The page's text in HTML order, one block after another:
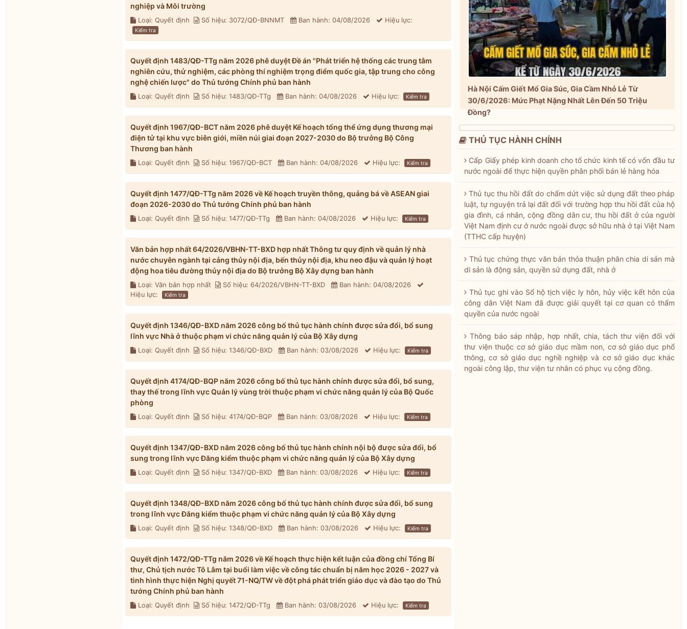
nghiệp và Môi trường
Loại: Quyết định Số hiệu: 3072/QĐ-BNNMT Ban hành: 04/08/2026 Hiệu lực:
Kiểm tra
Quyết định 1483/QĐ-TTg năm 2026 phê duyệt Đề án "Phát triển hệ thống các trung tâm
nghiên cứu, thử nghiệm, các phòng thí nghiệm trọng điểm quốc gia, tập trung cho công
nghệ chiến lược" do Thủ tướng Chính phủ ban hành
Loại: Quyết định Số hiệu: 1483/QĐ-TTg Ban hành: 04/08/2026 Hiệu lực: Kiểm tra
Quyết định 1967/QĐ-BCT năm 2026 phê duyệt Kế hoạch tổng thể ứng dụng thương mại
điện tử tại khu vực biên giới, miền núi giai đoạn 2027-2030 do Bộ trưởng Bộ Công
Thương ban hành
Loại: Quyết định Số hiệu: 1967/QĐ-BCT Ban hành: 04/08/2026 Hiệu lực: Kiểm tra
Quyết định 1477/QĐ-TTg năm 2026 về Kế hoạch truyền thông, quảng bá về ASEAN giai
đoạn 2026-2030 do Thủ tướng Chính phủ ban hành
Loại: Quyết định Số hiệu: 1477/QĐ-TTg Ban hành: 04/08/2026 Hiệu lực: Kiểm tra
Văn bản hợp nhất 64/2026/VBHN-TT-BXD hợp nhất Thông tư quy định về quản lý nhà
nước chuyên ngành tại cảng thủy nội địa, bến thủy nội địa, khu neo đậu và quản lý hoạt
động hoa tiêu đường thủy nội địa do Bộ trưởng Bộ Xây dựng ban hành
Loại: Văn bản hợp nhất Số hiệu: 64/2026/VBHN-TT-BXD
Ban hành: 04/08/2026
Hiệu lực:
Kiểm tra
Quyết định 1346/QĐ-BXD năm 2026 công bố thủ tục hành chính được sửa đổi, bổ sung
lĩnh vực Nhà ở thuộc phạm vi chức năng quản lý của Bộ Xây dựng
Loại: Quyết định Số hiệu: 1346/QĐ-BXD Ban hành: 03/08/2026 Hiệu lực: Kiểm tra
Quyết định 4174/QĐ-BQP năm 2026 công bố thủ tục hành chính được sửa đổi, bổ sung,
thay thế trong lĩnh vực Quản lý vùng trời thuộc phạm vi chức năng quản lý của Bộ Quốc
phòng
Loại: Quyết định Số hiệu: 4174/QĐ-BQP Ban hành: 03/08/2026 Hiệu lực: Kiểm tra
Quyết định 1347/QĐ-BXD năm 2026 công bố thủ tục hành chính nội bộ được sửa đổi, bổ
sung trong lĩnh vực Đăng kiểm thuộc phạm vi chức năng quản lý của Bộ Xây dựng
Loại: Quyết định Số hiệu: 1347/QĐ-BXD Ban hành: 03/08/2026 Hiệu lực: Kiểm tra
Quyết định 1348/QĐ-BXD năm 2026 công bố thủ tục hành chính được sửa đổi, bổ sung
trong lĩnh vực Đăng kiểm thuộc phạm vi chức năng quản lý của Bộ Xây dựng
Loại: Quyết định Số hiệu: 1348/QĐ-BXD Ban hành: 03/08/2026 Hiệu lực: Kiểm tra
Quyết định 1472/QĐ-TTg năm 2026 về Kế hoạch thực hiện kết luận của đồng chí Tổng Bí
thư, Chủ tịch nước Tô Lâm tại buổi làm việc về công tác chuẩn bị năm học 2026 - 2027 và
tình hình thực hiện Nghị quyết 71-NQ/TW về đột phá phát triển giáo dục và đào tạo do Thủ
tướng Chính phủ ban hành
Loại: Quyết định Số hiệu: 1472/QĐ-TTg Ban hành: 03/08/2026 Hiệu lực: Kiểm tra
Hà Nội Cấm Giết Mổ Gia Súc, Gia Cầm Nhỏ Lẻ Từ
30/6/2026: Mức Phạt Nặng Nhất Lên Đến 50 Triệu
Đồng?
THỦ TỤC HÀNH CHÍNH
Cấp Giấy phép kinh doanh cho tổ chức kinh tế có vốn đầu tư
nước ngoài để thực hiện quyền phân phối bán lẻ hàng hóa
Thủ tục thu hồi đất do chấm dứt việc sử dụng đất theo pháp
luật, tự nguyện trả lại đất đối với trường hợp thu hồi đất của hộ
gia đình, cá nhân, cộng đồng dân cư, thu hồi đất ở của người
Việt Nam định cư ở nước ngoài được sở hữu nhà ở tại Việt Nam
(TTHC cấp huyện)
Thủ tục chứng thực văn bản thỏa thuận phân chia di sản mà
di sản là động sản, quyền sử dụng đất, nhà ở
Thủ tục ghi vào Sổ hộ tịch việc ly hôn, hủy việc kết hôn của
công dân Việt Nam đã được giải quyết tại cơ quan có thẩm
quyền của nước ngoài
Thông báo sáp nhập, hợp nhất, chia, tách thư viện đối với
thư viện thuộc cơ sở giáo dục mầm non, cơ sở giáo dục phổ
thông, cơ sở giáo dục nghề nghiệp và cơ sở giáo dục khác
ngoài công lập, thư viện tư nhân có phục vụ cộng đồng.